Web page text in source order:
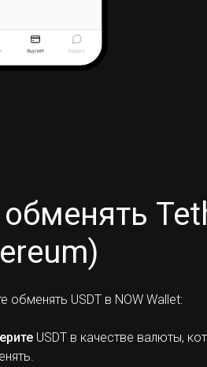
обменять USDT в NOW Wallet:
USDT в качестве валюты,